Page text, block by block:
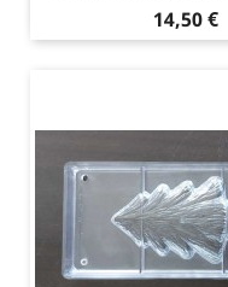
Prezzo
14,50 €